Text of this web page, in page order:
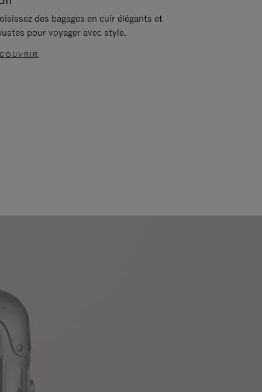
des bagages en cuir élégants et
pour voyager avec style.